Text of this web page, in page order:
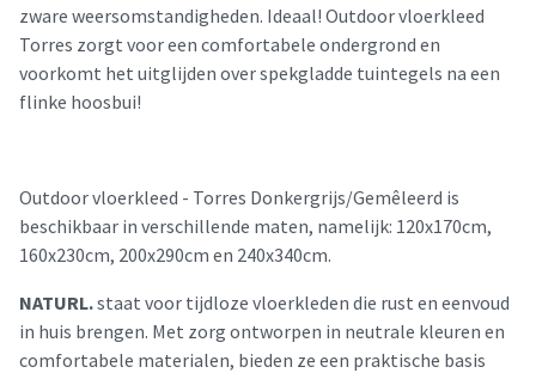
zware weersomstandigheden. Ideaal! Outdoor vloerkleed
Torres zorgt voor een comfortabele ondergrond en
voorkomt het uitglijden over spekgladde tuintegels na een
flinke hoosbui!
Outdoor vloerkleed - Torres Donkergrijs/Gemêleerd is
beschikbaar in verschillende maten, namelijk: 120x170cm,
160x230cm, 200x290cm en 240x340cm.
NATURL.staat voor tijdloze vloerkleden die rust en eenvoud
in huis brengen. Met zorg ontworpen in neutrale kleuren en
comfortabele materialen, bieden ze een praktische basis